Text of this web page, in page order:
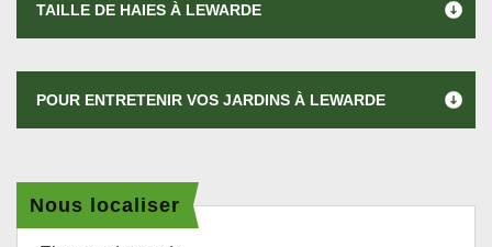
TAILLE DE HAIES À LEWARDE
POUR ENTRETENIR VOS JARDINS À LEWARDE
Nous localiser